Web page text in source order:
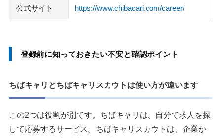
公式サイト https://www.chibacari.com/career/
登録前に知っておきたい不安と確認ポイント
ちばキャリとちばキャリスカウトは使い方が違います
この2つは役割が別です。ちばキャリは、自分で求人を探
して応募するサービス。ちばキャリスカウトは、企業か